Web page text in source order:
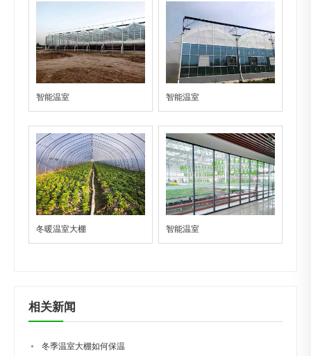
智能温室 智能温室
冬暖温室大棚 智能温室
相关新闻
冬季温室大棚如何保温